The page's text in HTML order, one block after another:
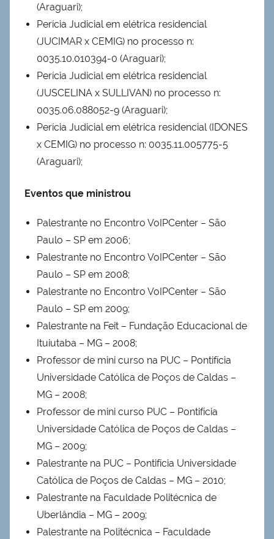
(Araguari);
Perícia Judicial em elétrica residencial
(JUCIMAR x CEMIG) no processo n:
0035.10.010394-0 (Araguari);
Perícia Judicial em elétrica residencial
(JUSCELINA x SULLIVAN) no processo n:
0035.06.088052-9 (Araguari);
Perícia Judicial em elétrica residencial (IDONES
x CEMIG) no processo n: 0035.11.005775-5
(Araguari);
Eventos que ministrou
Palestrante no Encontro VoIPCenter – São
Paulo – SP em 2006;
Palestrante no Encontro VoIPCenter – São
Paulo – SP em 2008;
Palestrante no Encontro VoIPCenter – São
Paulo – SP em 2009;
Palestrante na Feit – Fundação Educacional de
Ituiutaba – MG – 2008;
Professor de mini curso na PUC – Pontifícia
Universidade Católica de Poços de Caldas –
MG – 2008;
Professor de mini curso PUC – Pontifícia
Universidade Católica de Poços de Caldas –
MG – 2009;
Palestrante na PUC – Pontifícia Universidade
Católica de Poços de Caldas – MG – 2010;
Palestrante na Faculdade Politécnica de
Uberlândia – MG – 2009;
Palestrante na Politécnica – Faculdade